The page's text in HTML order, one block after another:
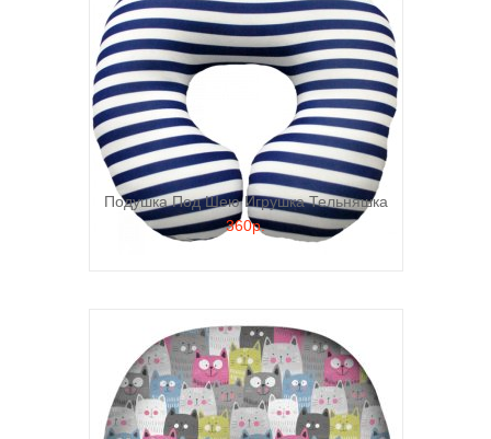
Подушка Под Шею Игрушка Тельняшка
360р.